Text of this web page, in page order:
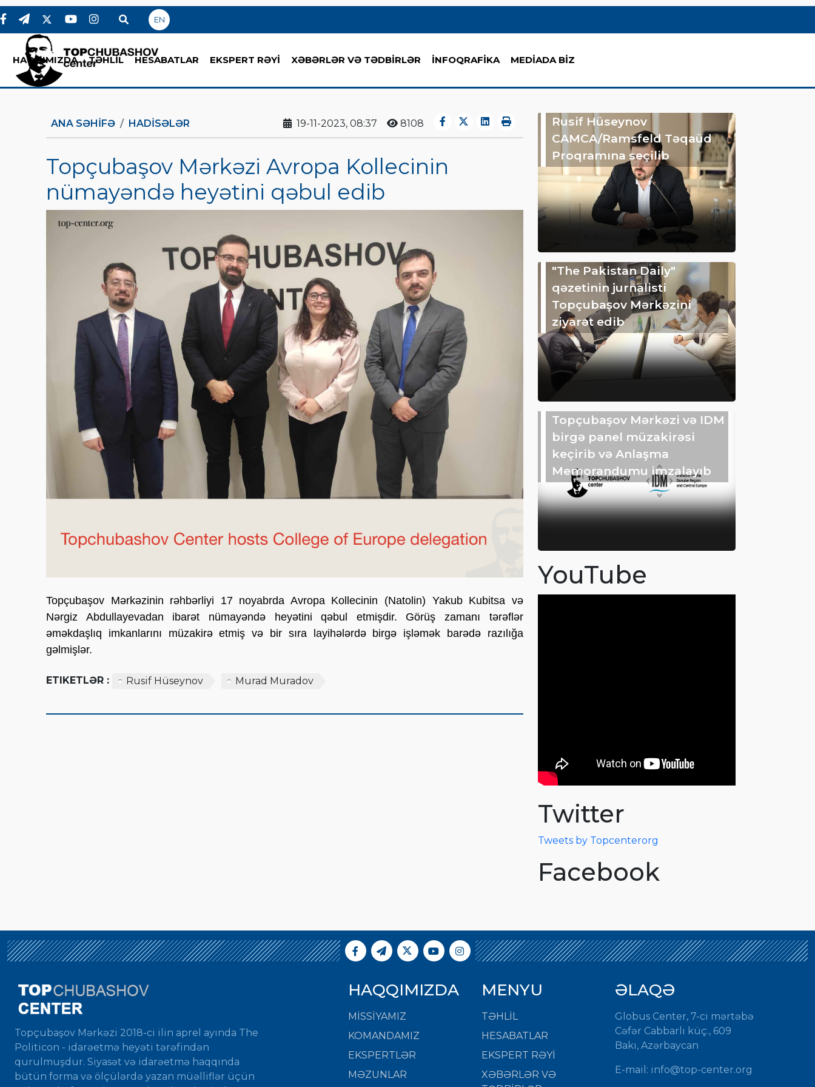
EN
HAQQIMIZDA TƏHLİL HESABATLAR EKSPERT RƏYİ XƏBƏRLƏR VƏ TƏDBİRLƏR İNFOQRAFİKA MEDİADA BİZ
ANA SƏHIFƏ HADİSƏLƏR 19-11-2023, 08:37 8108
Topçubaşov Mərkəzi Avropa Kollecinin
nümayəndə heyətini qəbul edib
Topçubaşov Mərkəzinin rəhbərliyi 17 noyabrda Avropa Kollecinin (Natolin) Yakub Kubitsa və
Nərgiz Abdullayevadan ibarət nümayəndə heyətini qəbul etmişdir. Görüş zamanı tərəflər
əməkdaşlıq imkanlarını müzakirə etmiş və bir sıra layihələrdə birgə işləmək barədə razılığa
gəlmişlər.
ETIKETLƏR : Rusif Hüseynov Murad Muradov
Rusif Hüseynov
CAMCA/Ramsfeld Təqaüd
Proqramına seçilib
"The Pakistan Daily"
qəzetinin jurnalisti
Topçubaşov Mərkəzini
ziyarət edib
Topçubaşov Mərkəzi və IDM
birgə panel müzakirəsi
keçirib və Anlaşma
Memorandumu imzalayıb
YouTube
Twitter
Tweets by Topcenterorg
Facebook
Topçubaşov Mərkəzi 2018-ci ilin aprel ayında The
Politicon - idarəetmə heyəti tərəfindən
qurulmuşdur. Siyasət və idarəetmə haqqında
bütün forma və ölçülərdə yazan müəlliflər üçün
HAQQIMIZDA
MISSIYAMIZ
KOMANDAMIZ
EKSPERTLƏR
MƏZUNLAR
MENYU
TƏHLİL
HESABATLAR
EKSPERT RƏYİ
XƏBƏRLƏR VƏ
ƏLAQƏ
Globus Center, 7-ci mərtəbə
Cəfər Cabbarlı küç., 609
Bakı, Azərbaycan
E-mail: info@top-center.org